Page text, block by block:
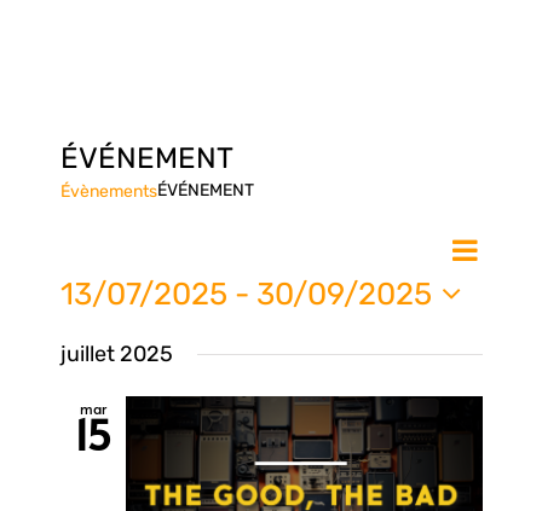
ÉVÉNEMENT
ÉvènementsÉVÉNEMENT
Liste
13/07/2025 - 30/09/2025
une
date.
juillet 2025
mar
15